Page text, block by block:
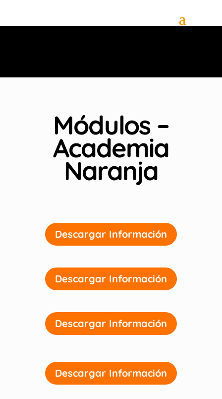
Módulos –
Academia
Naranja
Descargar Información
Descargar Información
Descargar Información
Descargar Información